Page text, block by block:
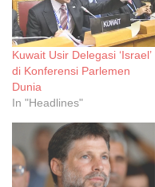
Kuwait Usir Delegasi ‘Israel’
di Konferensi Parlemen
Dunia
In "Headlines"